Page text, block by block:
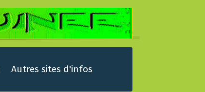
Autres sites d'infos